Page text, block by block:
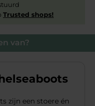
van?
zijn een stoere én
Trusted shops!